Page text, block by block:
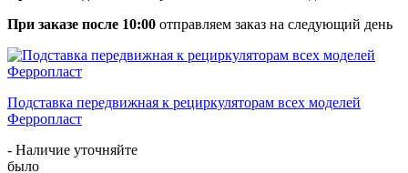
При заказе после 10:00 отправляем заказ на следующий день
Подставка передвижная к рециркуляторам всех моделей
Ферропласт
- Наличие уточняйте
было